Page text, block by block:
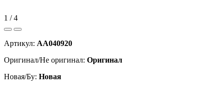
1 / 4
Артикул: AA040920
Оригинал/Не оригинал: Оригинал
Новая/Бу: Новая